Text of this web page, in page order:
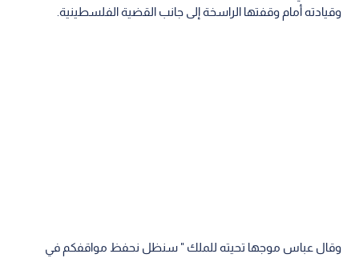
وقيادته أمام وقفتها الراسخة إلى جانب القضية الفلسطينية.
وقال عباس موجها تحيته للملك " سنظل نحفظ مواقفكم في